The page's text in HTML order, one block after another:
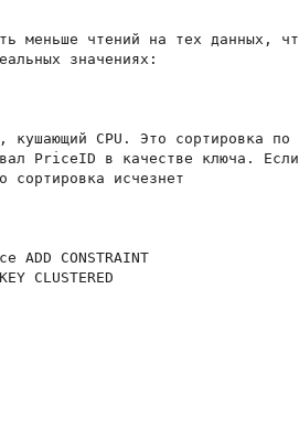
меньше чтений на тех данных,
значениях:
CPU. Это сортировка
PriceID в качестве ключа.
сортировка исчезнет
ADD CONSTRAINT
CLUSTERED